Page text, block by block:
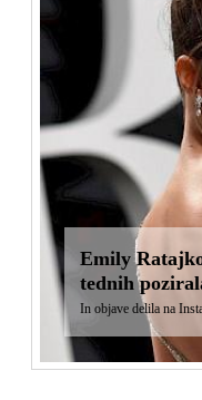
Emily
tednih
In objave delila na